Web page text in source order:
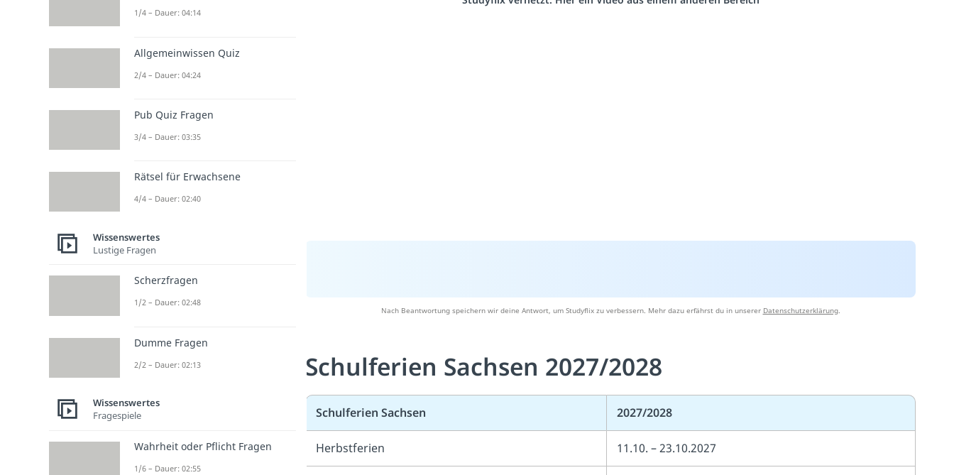
Nach Beantwortung speichern wir deine Antwort, um Studyflix zu verbessern. Mehr dazu erfährst du in unserer Datenschutzerklärung.
Schulferien Sachsen 2027/2028
Schulferien Sachsen 2027/2028
Herbstferien 11.10. – 23.10.2027
1/4 – Dauer: 04:14
Allgemeinwissen Quiz
2/4 – Dauer: 04:24
Pub Quiz Fragen
3/4 – Dauer: 03:35
Rätsel für Erwachsene
4/4 – Dauer: 02:40
Wissenswertes
Lustige Fragen
Scherzfragen
1/2 – Dauer: 02:48
Dumme Fragen
2/2 – Dauer: 02:13
Wissenswertes
Fragespiele
Wahrheit oder Pflicht Fragen
1/6 – Dauer: 02:55